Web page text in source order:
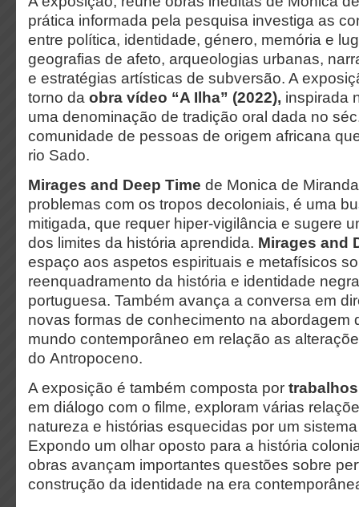
prática informada pela pesquisa investiga as
entre política, identidade, género, memória e
geografias de afeto, arqueologias urbanas,
e estratégias artísticas de subversão. A
torno da obra vídeo “A Ilha” (2022), inspirada
uma denominação de tradição oral dada no
comunidade de pessoas de origem africana
rio Sado.
Mirages and Deep Time de Monica de
problemas com os tropos decoloniais, é uma
mitigada, que requer hiper-vigilância e sugere
dos limites da história aprendida. Mirages and
espaço aos aspetos espirituais e metafísicos
reenquadramento da história e identidade
portuguesa. Também avança a conversa em
novas formas de conhecimento na abordagem
mundo contemporâneo em relação as
do Antropoceno.
A exposição é também composta por
em diálogo com o filme, exploram várias
natureza e histórias esquecidas por um
Expondo um olhar oposto para a história
obras avançam importantes questões sobre
construção da identidade na era